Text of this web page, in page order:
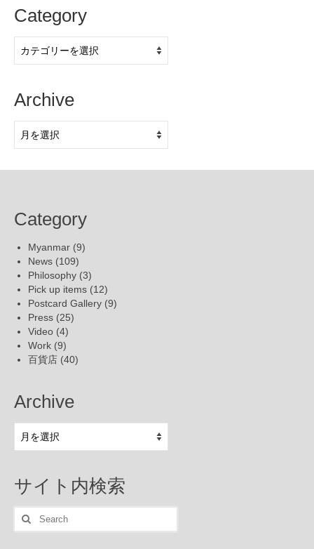
Category
Category
Archive
Archive
Category
Myanmar (9)
News (109)
Philosophy (3)
Pick up items (12)
Postcard Gallery (9)
Press (25)
Video (4)
Work (9)
百貨店 (40)
Archive
Archive
サイト内検索
Search
for: